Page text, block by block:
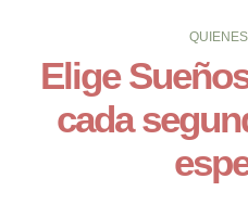
Elige
cada